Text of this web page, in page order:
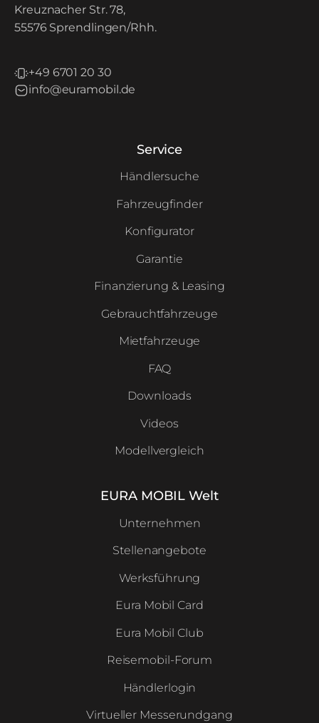
Kreuznacher Str. 78,
55576 Sprendlingen/Rhh.
+49 6701 20 30
info@euramobil.de
Service
Händlersuche
Fahrzeugfinder
Konfigurator
Garantie
Finanzierung & Leasing
Gebrauchtfahrzeuge
Mietfahrzeuge
FAQ
Downloads
Videos
Modellvergleich
EURA MOBIL Welt
Unternehmen
Stellenangebote
Werksführung
Eura Mobil Card
Eura Mobil Club
Reisemobil-Forum
Händlerlogin
Virtueller Messerundgang